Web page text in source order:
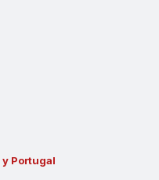
y Portugal